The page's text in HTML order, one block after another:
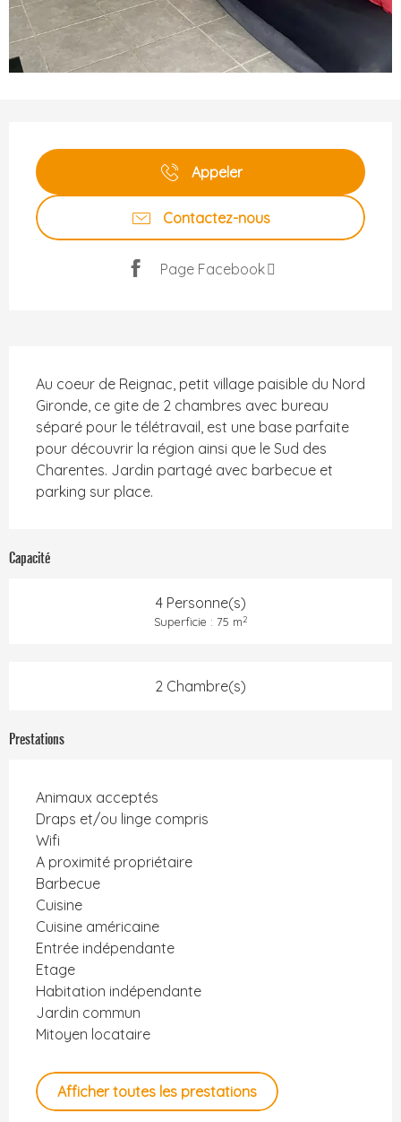
Appeler
Contactez-nous
Page Facebook
Au coeur de Reignac, petit village paisible du Nord
Gironde, ce gite de 2 chambres avec bureau
séparé pour le télétravail, est une base parfaite
pour découvrir la région ainsi que le Sud des
Charentes. Jardin partagé avec barbecue et
parking sur place.
Capacité
4 Personne(s)
Superficie : 75 m2
2 Chambre(s)
Prestations
Animaux acceptés
Draps et/ou linge compris
Wifi
A proximité propriétaire
Barbecue
Cuisine
Cuisine américaine
Entrée indépendante
Etage
Habitation indépendante
Jardin commun
Mitoyen locataire
Afficher toutes les prestations